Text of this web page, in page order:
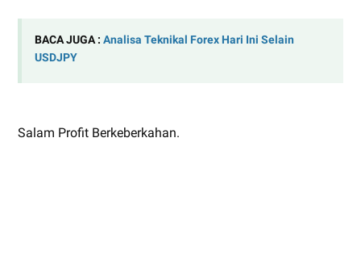
BACA JUGA : Analisa Teknikal Forex Hari Ini Selain
USDJPY
Salam Profit Berkeberkahan.